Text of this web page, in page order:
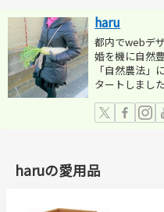
haru
都内でwebデ
婚を機に自然
「自然農法」
タートしました
haruの愛用品